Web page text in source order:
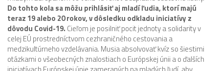
Do tohto kola sa môžu prihlásiť aj mladí ľudia, ktorí majú
teraz 19 alebo 20 rokov, v dôsledku odkladu iniciatívy z
dôvodu Covid-19. Cieľom je posilniť pocit jednoty a solidarity v
celej EÚ prostredníctvom cezhraničného cestovania a
medzikultúrneho vzdelávania. Musia absolvovať kvíz so šiestimi
otázkami o všeobecných znalostiach o Európskej únii a o ďalších